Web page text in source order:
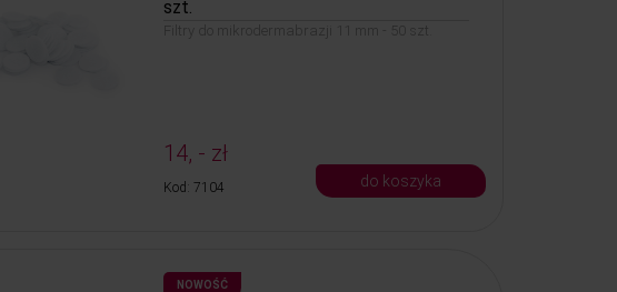
szt.
Filtry do mikrodermabrazji 11 mm - 50 szt.
14, - zł
Kod: 7104 do koszyka
NOWOŚĆ